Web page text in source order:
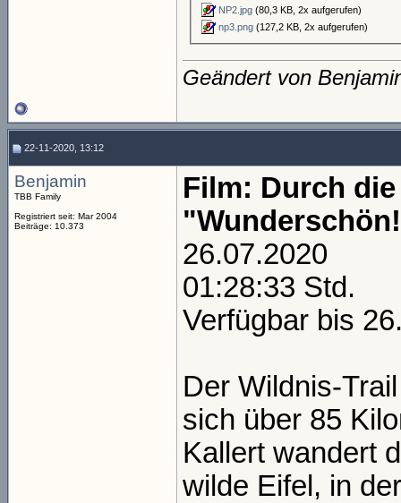
NP2.jpg (80,3 KB, 2x aufgerufen)
np3.png (127,2 KB, 2x aufgerufen)
Geändert von
22-11-2020, 13:12
Benjamin
TBB Family
Registriert seit: Mar 2004
Beiträge: 10.373
Film: Durch
26.07.2020
01:28:33 Std.
Verfügbar bis
Der Wildnis-
sich über 85
Kallert wandert
wilde Eifel, in